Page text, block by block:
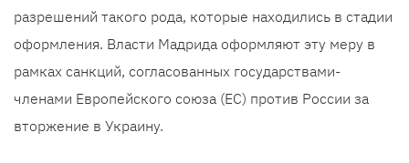
разрешений такого рода, которые находились в стадии
оформления. Власти Мадрида оформляют эту меру в
рамках санкций, согласованных государствами-
членами Европейского союза (ЕС) против России за
вторжение в Украину.